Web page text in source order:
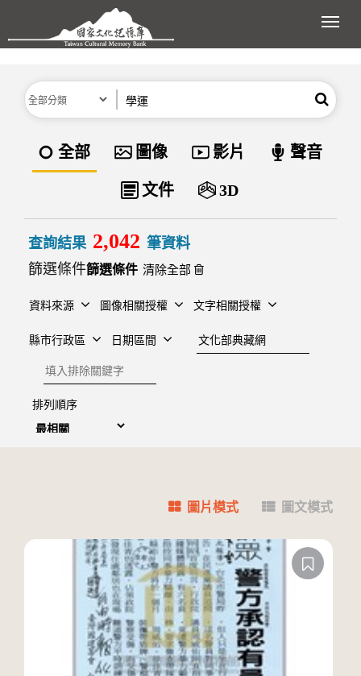
跳到主要內容區塊
展
分類 搜尋
資料類型
全部 圖像 影片 聲音
文件 3D
查詢結果 2,042 筆資料
篩選條件
清除全部
資料來源 圖像相關授權 文字相關授權
縣市行政區 日期區間
建檔單位
排除關鍵字
排列順序
圖片模式 圖文模式